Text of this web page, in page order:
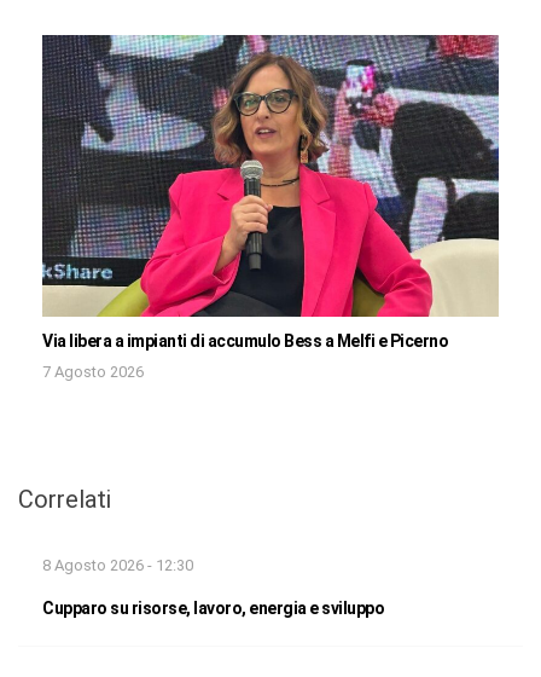
Via libera a impianti di accumulo Bess a Melfi e Picerno
7 Agosto 2026
Correlati
8 Agosto 2026 - 12:30
Cupparo su risorse, lavoro, energia e sviluppo